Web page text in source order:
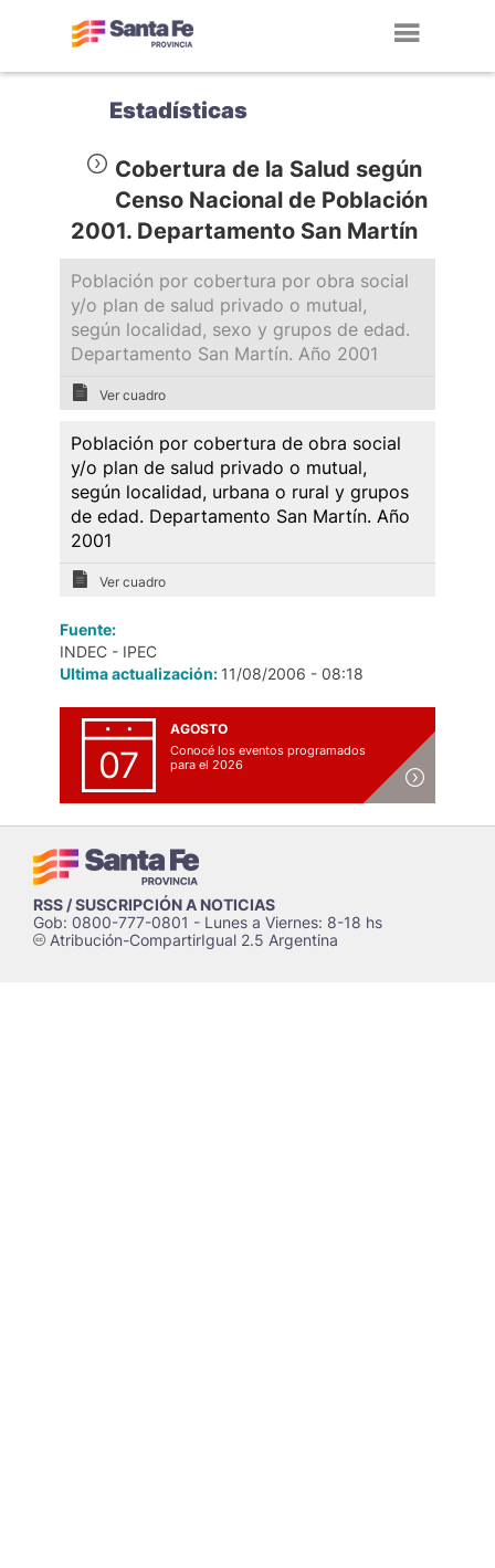
Estadísticas
Cobertura de la Salud según
Censo Nacional de Población
2001. Departamento San Martín
Población por cobertura por obra social
y/o plan de salud privado o mutual,
según localidad, sexo y grupos de edad.
Departamento San Martín. Año 2001
Ver cuadro
Población por cobertura de obra social
y/o plan de salud privado o mutual,
según localidad, urbana o rural y grupos
de edad. Departamento San Martín. Año
2001
Ver cuadro
Fuente:
INDEC - IPEC
Ultima actualización: 11/08/2006 - 08:18
07
AGOSTO
Conocé los eventos programados
para el 2026
RSS / SUSCRIPCIÓN A NOTICIAS
Gob: 0800-777-0801 - Lunes a Viernes: 8-18 hs
cAtribución-CompartirIgual 2.5 Argentina